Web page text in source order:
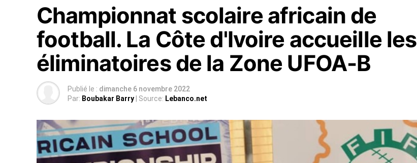
Championnat scolaire africain de
football. La Côte d'Ivoire accueille les
éliminatoires de la Zone UFOA-B
Publié le : dimanche 6 novembre 2022
Par: Boubakar Barry | Source: Lebanco.net